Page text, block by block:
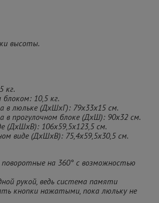
высоты.
кг.
блоком: 10,5 кг.
в люльке (ДхШхГ): 79х33х15 см.
в прогулочном блоке (ДхШ): 90х32 см.
(ДхШхВ): 106х59,5х123,5 см.
виде (ДхШхВ): 75,4х59,5х30,5 см.
поворотные на 360° с возможностью
рукой, ведь система памяти
кнопки нажатыми, пока люльку не